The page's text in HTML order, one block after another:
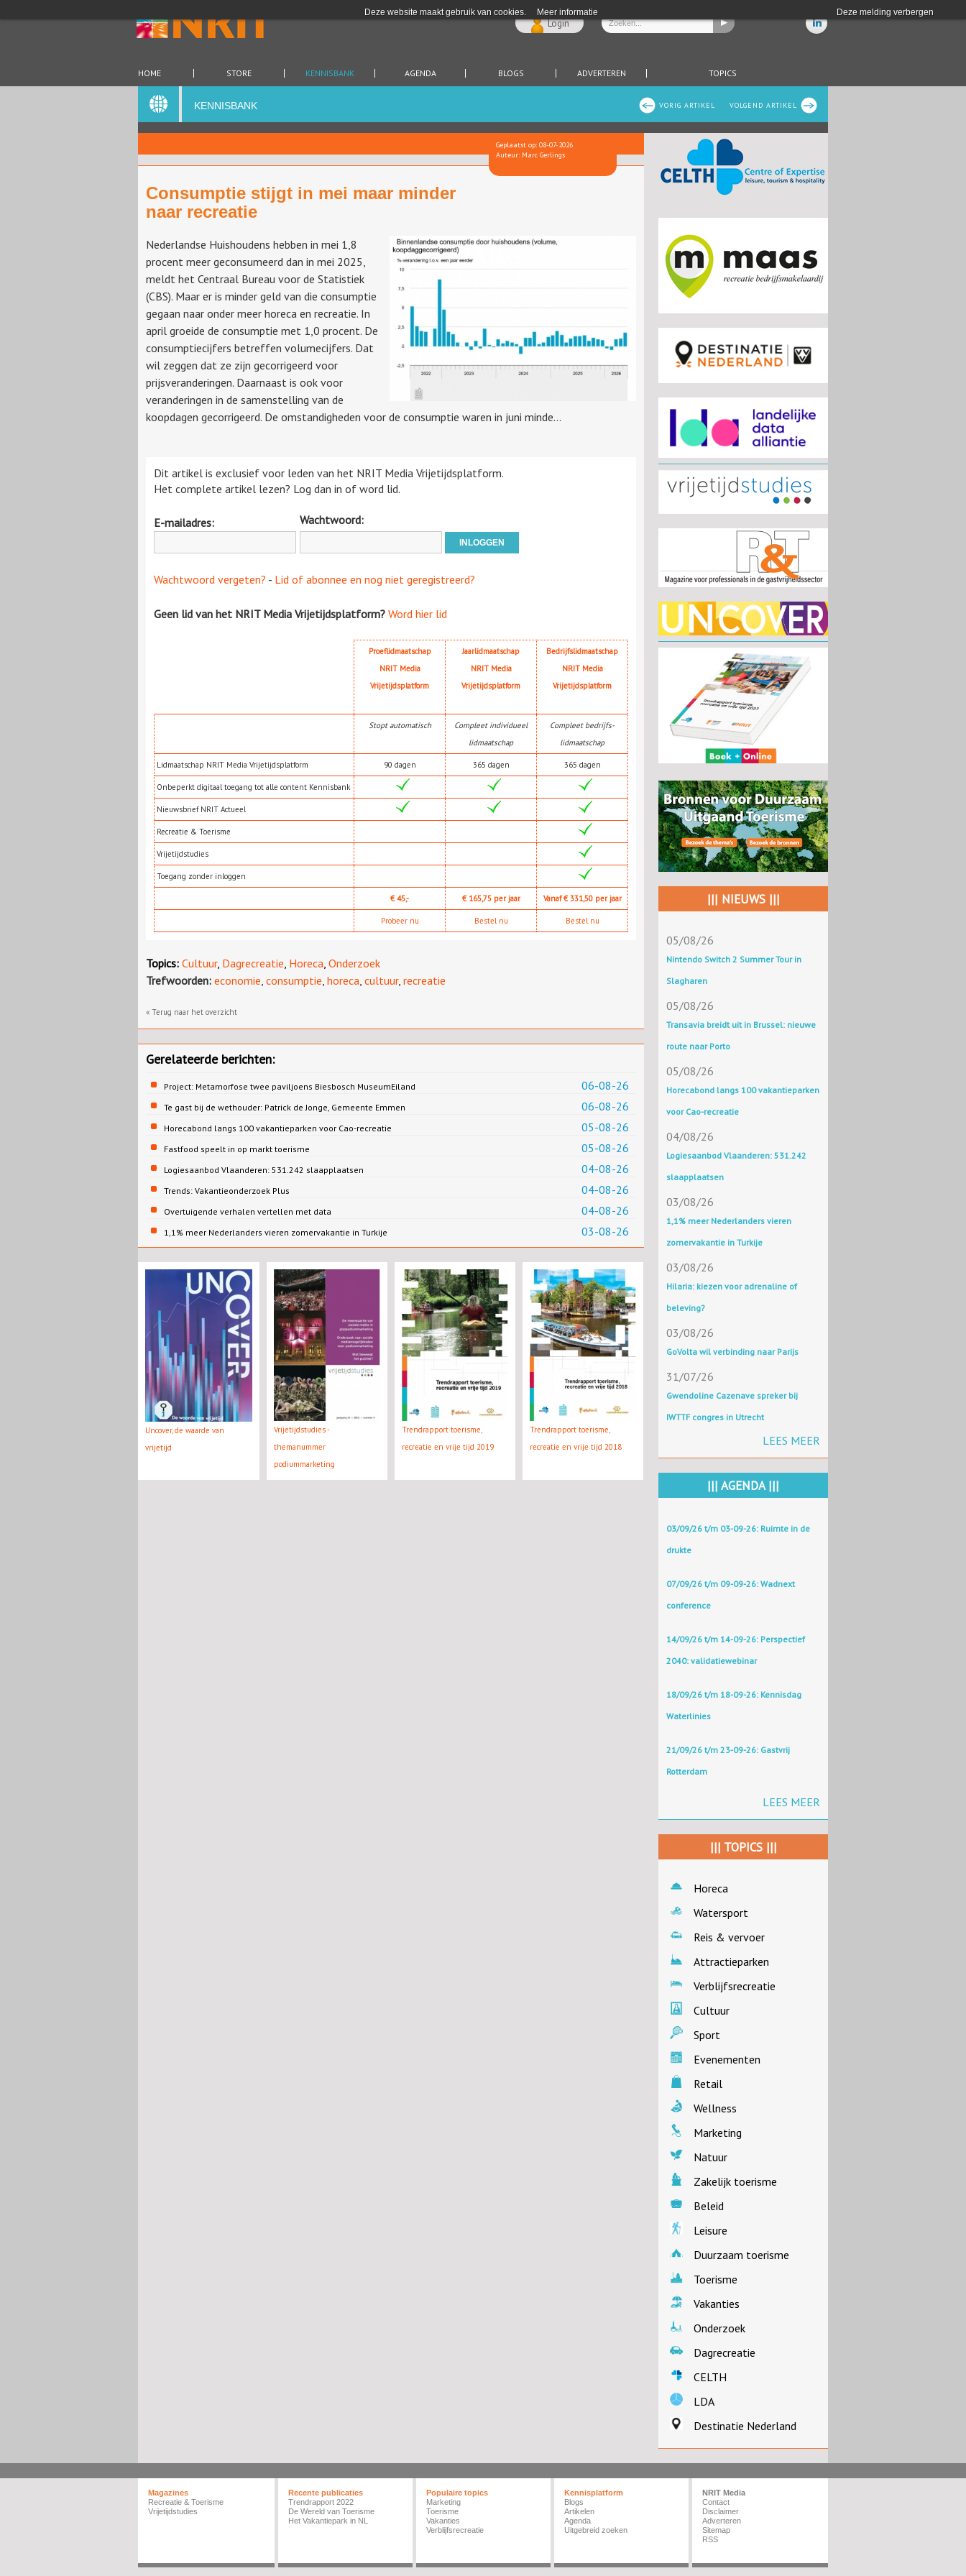
Deze website maakt gebruik van cookies. Meer informatie Deze melding verbergen
Login
HOME STORE KENNISBANK AGENDA BLOGS ADVERTEREN TOPICS
VOLGEND ARTIKEL
VORIG ARTIKEL
KENNISBANK
Geplaatst op: 08-07-2026
Auteur: Marc Gerlings
Consumptie stijgt in mei maar minder
naar recreatie
Nederlandse Huishoudens hebben in mei 1,8
procent meer geconsumeerd dan in mei 2025,
meldt het Centraal Bureau voor de Statistiek
(CBS). Maar er is minder geld van die consumptie
gegaan naar onder meer horeca en recreatie. In
april groeide de consumptie met 1,0 procent. De
consumptiecijfers betreffen volumecijfers. Dat
wil zeggen dat ze zijn gecorrigeerd voor
prijsveranderingen. Daarnaast is ook voor
veranderingen in de samenstelling van de
koopdagen gecorrigeerd. De omstandigheden voor de consumptie waren in juni minde...
Dit artikel is exclusief voor leden van het NRIT Media Vrijetijdsplatform.
Het complete artikel lezen? Log dan in of word lid.
E-mailadres: Wachtwoord:
Wachtwoord vergeten? - Lid of abonnee en nog niet geregistreerd?
Geen lid van het NRIT Media Vrijetijdsplatform? Word hier lid
Proeflidmaatschap
NRIT Media
Vrijetijdsplatform
Jaarlidmaatschap
NRIT Media
Vrijetijdsplatform
Bedrijfslidmaatschap
NRIT Media
Vrijetijdsplatform
Stopt automatisch
Compleet individueel
lidmaatschap
Compleet bedrijfs-
lidmaatschap
Lidmaatschap NRIT Media Vrijetijdsplatform 90 dagen 365 dagen 365 dagen
Onbeperkt digitaal toegang tot alle content Kennisbank
Nieuwsbrief NRIT Actueel
Recreatie & Toerisme
Vrijetijdstudies
Toegang zonder inloggen
€ 45,- € 165,75 per jaar Vanaf € 331,50 per jaar
Probeer nu Bestel nu Bestel nu
Topics: Cultuur, Dagrecreatie Horeca Onderzoek
Trefwoorden: economie consumptie horeca cultuur, recreatie
« Terug naar het overzicht
Gerelateerde berichten:
06-08-26
Project: Metamorfose twee paviljoens Biesbosch MuseumEiland
06-08-26
Te gast bij de wethouder: Patrick de Jonge, Gemeente Emmen
05-08-26
Horecabond langs 100 vakantieparken voor Cao-recreatie
05-08-26
Fastfood speelt in op markt toerisme
04-08-26
Logiesaanbod Vlaanderen: 531.242 slaapplaatsen
04-08-26
Trends: Vakantieonderzoek Plus
04-08-26
Overtuigende verhalen vertellen met data
03-08-26
1,1% meer Nederlanders vieren zomervakantie in Turkije
Uncover, de waarde van
vrijetijd
Vrijetijdstudies -
themanummer
podiummarketing
Trendrapport toerisme,
recreatie en vrije tijd 2019
Trendrapport toerisme,
recreatie en vrije tijd 2018
||| NIEUWS |||
05/08/26
Nintendo Switch 2 Summer Tour in
Slagharen
05/08/26
Transavia breidt uit in Brussel: nieuwe
route naar Porto
05/08/26
Horecabond langs 100 vakantieparken
voor Cao-recreatie
04/08/26
Logiesaanbod Vlaanderen: 531.242
slaapplaatsen
03/08/26
1,1% meer Nederlanders vieren
zomervakantie in Turkije
03/08/26
Hilaria: kiezen voor adrenaline of
beleving?
03/08/26
GoVolta wil verbinding naar Parijs
31/07/26
Gwendoline Cazenave spreker bij
IWTTF congres in Utrecht
LEES MEER
||| AGENDA |||
03/09/26 t/m 03-09-26: Ruimte in de
drukte
07/09/26 t/m 09-09-26: Wadnext
conference
14/09/26 t/m 14-09-26: Perspectief
2040: validatiewebinar
18/09/26 t/m 18-09-26: Kennisdag
Waterlinies
21/09/26 t/m 23-09-26: Gastvrij
Rotterdam
LEES MEER
||| TOPICS |||
Horeca
Watersport
Reis & vervoer
Attractieparken
Verblijfsrecreatie
Cultuur
Sport
Evenementen
Retail
Wellness
Marketing
Natuur
Zakelijk toerisme
Beleid
Leisure
Duurzaam toerisme
Toerisme
Vakanties
Onderzoek
Dagrecreatie
CELTH
LDA
Destinatie Nederland
Magazines
Recreatie & Toerisme
Vrijetijdstudies
Recente publicaties
Trendrapport 2022
De Wereld van Toerisme
Het Vakantiepark in NL
Populaire topics
Marketing
Toerisme
Vakanties
Verblijfsrecreatie
Kennisplatform
Blogs
Artikelen
Agenda
Uitgebreid zoeken
NRIT Media
Contact
Disclaimer
Adverteren
Sitemap
RSS